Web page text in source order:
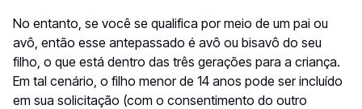
No entanto, se você se qualifica por meio de um pai ou
avô, então esse antepassado é avô ou bisavô do seu
filho, o que está dentro das três gerações para a criança.
Em tal cenário, o filho menor de 14 anos pode ser incluído
em sua solicitação (com o consentimento do outro